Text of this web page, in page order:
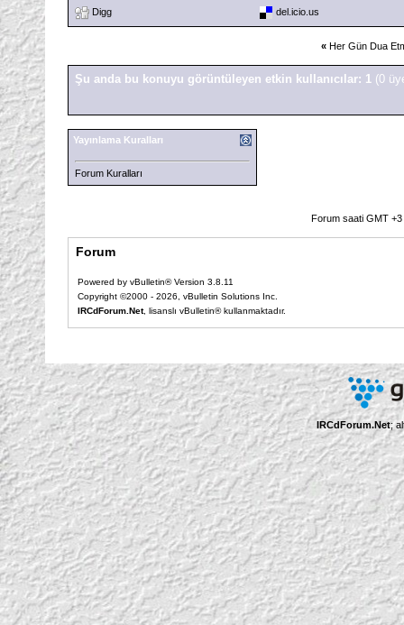
Digg
del.icio.us
« Her Gün Dua
Şu anda bu konuyu görüntüleyen etkin kullanıcılar: 1 (0
Yayınlama Kuralları
Forum Kuralları
Forum saati GMT
Forum
Powered by vBulletin® Version 3.8.11
Copyright ©2000 - 2026, vBulletin Solutions Inc.
IRCdForum.Net, lisanslı vBulletin® kullanmaktadır.
IRCdForum.Net;